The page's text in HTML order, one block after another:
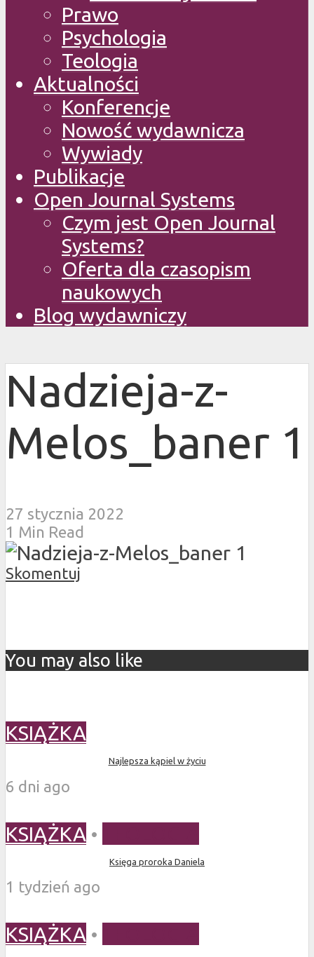
Prawo
Psychologia
Teologia
Aktualności
Konferencje
Nowość wydawnicza
Wywiady
Publikacje
Open Journal Systems
Czym jest Open Journal
Systems?
Oferta dla czasopism
naukowych
Blog wydawniczy
Nadzieja-z-
Melos_baner 1
27 stycznia 2022
1 Min Read
Skomentuj
You may also like
KSIĄŻKA
Najlepsza kąpiel w życiu
6 dni ago
KSIĄŻKA •
Księga proroka Daniela
1 tydzień ago
KSIĄŻKA •